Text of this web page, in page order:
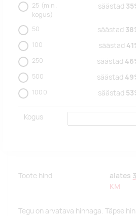
25 (min.
kogus)
säästad
50 säästad
100 säästad
250 säästad
500 säästad
1000 säästad
Kogus
Toote hind alates
KM
Tegu on arvatava hinnaga. Täpse